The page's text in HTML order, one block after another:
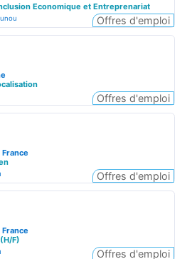
Offres d'emploi
Economique et Entreprenariat
Offres d'emploi
Offres d'emploi
Offres d'emploi
F)